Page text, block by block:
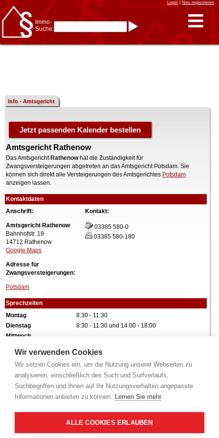
Wir verwenden Cookies
Wir setzen Cookies ein, um die Nutzung unserer Webseiten zu
analysieren, einschließlich des Such und Surfverlaufs,
Suchbegriffen und Ihnen auf Ihr Nutzungsverhalten angepasste
Informationen anbieten zu können. Lernen Sie mehr
ALLE COOKIES ERLAUBEN
Login| Neu registrieren
Immo-
Suche:
z.B.:15 Frankfurt
Frankfurt/Oder
und6 Frankfurtfür Frankfurt
Immobiliensuche
nach Kreis
nach Amtsgericht
Info - Amtsgericht
Amtsgericht Rathenow
Das Amtsgericht Rathenowhat die Zuständigkeit für
Zwangsversteigerungen abgetreten an das Amtsgericht Potsdam. Sie
können sich direkt alle Versteigerungen des Amtsgerichtes Potsdam
anzeigen lassen.
Kontaktdaten
Anschrift:
Amtsgericht Rathenow
Bahnhofstr. 19
14712 Rathenow
Google Maps
Adresse für
Zwangsversteigerungen:
Potsdam
Kontakt:
03385 580-0
03385 580-180
Sprechzeiten
Montag
8:30 - 11:30
Dienstag
8:30 - 11:30 und 14:00 - 18:00
Mittwoch
Freitag